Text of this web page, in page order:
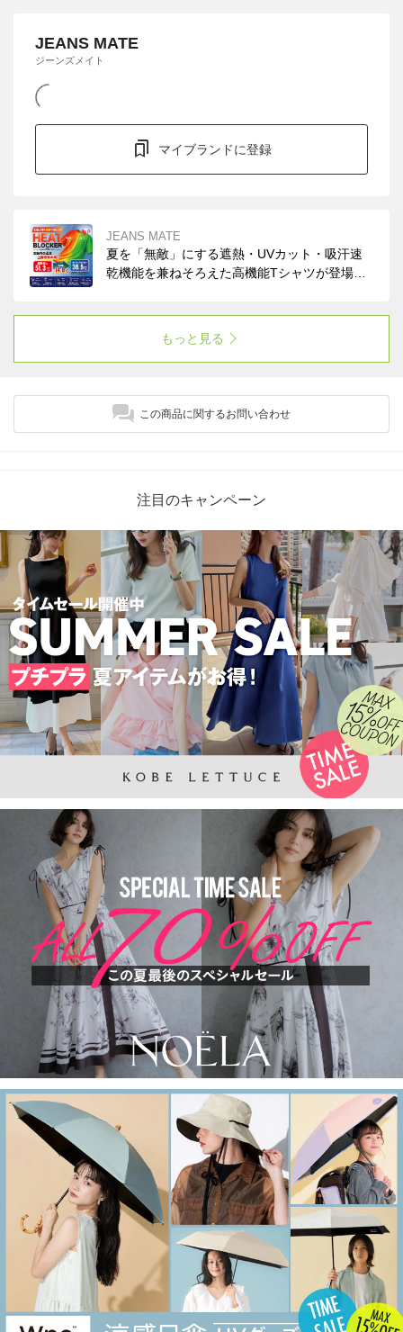
JEANS MATE
ジーンズメイト
マイブランドに登録
JEANS MATE
夏を「無敵」にする遮熱・UVカット・吸汗速
乾機能を兼ねそろえた高機能Tシャツが登場。
もっと見る
この商品に関するお問い合わせ
注目のキャンペーン